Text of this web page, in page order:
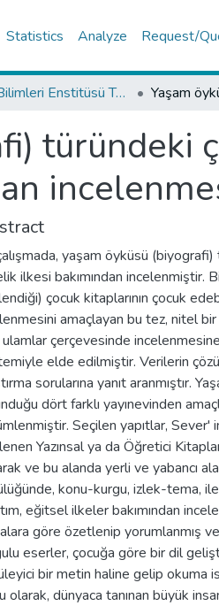
Statistics Analyze Request/
Eğitim Bilimleri Enstitüsü Tez Koleksiyonu
türündeki
yaşam öyküsü
ilkesi bakımından incelenmiştir.
çocuk kitaplarının çocuk
amaçlayan bu tez, nitel bir
ulamlar çerçevesinde
elde edilmiştir. Verilerin
sorularına yanıt aranmıştır.
dört farklı yayınevinden
Seçilen yapıtlar,
Yazınsal ya da Öğretici
ve bu alanda yerli ve yabancı
konu-kurgu, izlek-tema,
eğitsel ilkeler bakımından
göre özetlenip yorumlanmış
eserler, çocuğa göre bir dil
bir metin haline gelip okuma
olarak, dünyaca tanınan büyük